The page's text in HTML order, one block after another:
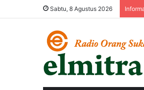
Sabtu, 8 Agustus 2026